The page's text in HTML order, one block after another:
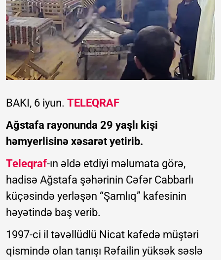
BAKI, 6 iyun. TELEQRAF
Ağstafa rayonunda 29 yaşlı kişi
həmyerlisinə xəsarət yetirib.
Teleqraf-ın əldə etdiyi məlumata görə,
hadisə Ağstafa şəhərinin Cəfər Cabbarlı
küçəsində yerləşən “Şamlıq” kafesinin
həyətində baş verib.
1997-ci il təvəllüdlü Nicat kafedə müştəri
qismində olan tanışı Rəfailin yüksək səslə